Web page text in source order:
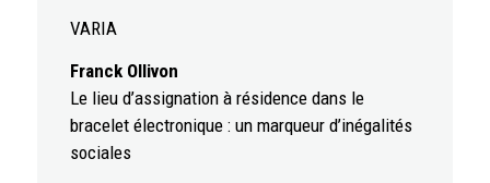
VARIA
Franck Ollivon
Le lieu d’assignation à résidence dans le
bracelet électronique : un marqueur d’inégalités
sociales